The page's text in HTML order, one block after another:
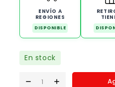
ENVÍO A
REGIONES
DISPONIBLE
En stock